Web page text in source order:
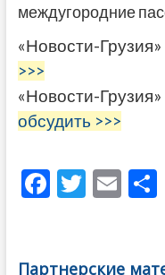
междугородние
«Новости-Грузия»
>>>
«Новости-Грузия»
обсудить >>>
F T E О
Партнерские